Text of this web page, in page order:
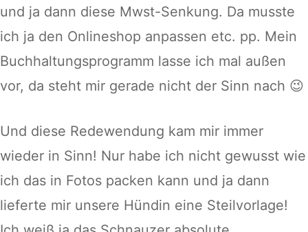
und ja dann diese Mwst-Senkung. Da musste
ich ja den Onlineshop anpassen etc. pp. Mein
Buchhaltungsprogramm lasse ich mal außen
vor, da steht mir gerade nicht der Sinn nach 😉
Und diese Redewendung kam mir immer
wieder in Sinn! Nur habe ich nicht gewusst wie
ich das in Fotos packen kann und ja dann
lieferte mir unsere Hündin eine Steilvorlage!